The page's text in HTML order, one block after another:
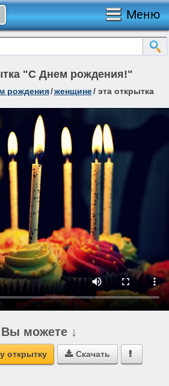
Меню
"С Днем рождения!"
рождения/женщине/ эта открытка
Вы можете ↓
открытку  Скачать 